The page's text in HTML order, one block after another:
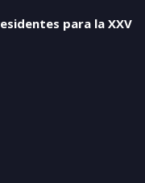
para la XXV